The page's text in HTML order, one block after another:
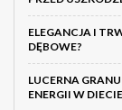
ELEGANCJA I
DĘBOWE?
LUCERNA
ENERGII W